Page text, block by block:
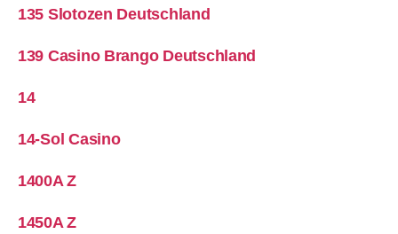
135 Slotozen Deutschland
139 Casino Brango Deutschland
14
14-Sol Casino
1400A Z
1450A Z